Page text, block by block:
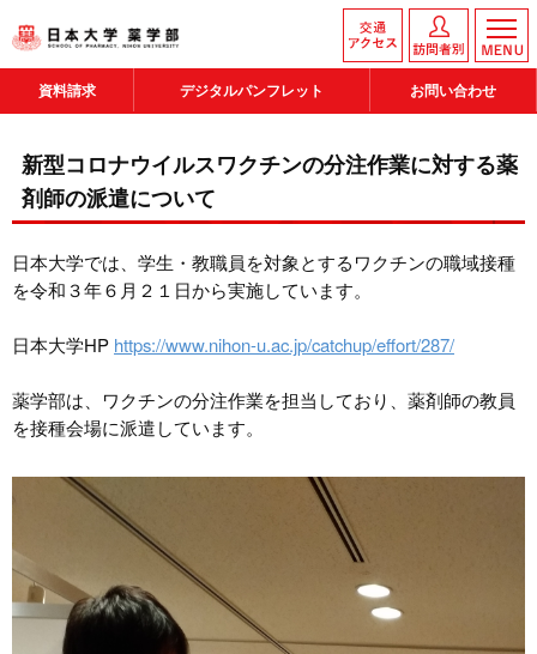
資料請求 デジタルパンフレット お問い合わせ
新型コロナウイルスワクチンの分注作業に対する薬
剤師の派遣について
日本大学では、学生・教職員を対象とするワクチンの職域接種
を令和３年６月２１日から実施しています。
日本大学HP https://www.nihon-u.ac.jp/catchup/effort/287/
薬学部は、ワクチンの分注作業を担当しており、薬剤師の教員
を接種会場に派遣しています。